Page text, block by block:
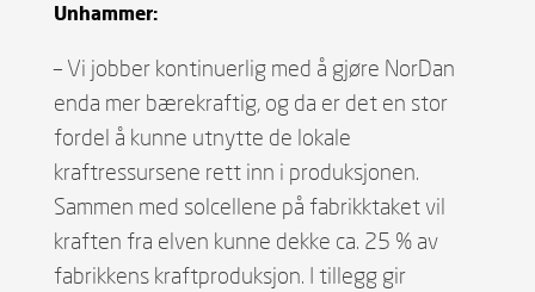
Unhammer:
– Vi jobber kontinuerlig med å gjøre NorDan
enda mer bærekraftig, og da er det en stor
fordel å kunne utnytte de lokale
kraftressursene rett inn i produksjonen.
Sammen med solcellene på fabrikktaket vil
kraften fra elven kunne dekke ca. 25 % av
fabrikkens kraftproduksjon. I tillegg gir